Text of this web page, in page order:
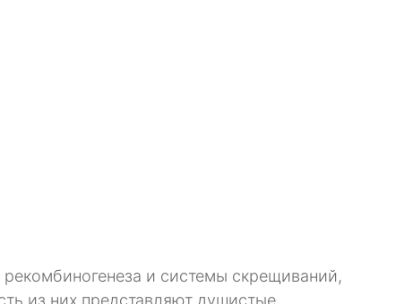
и системы скрещиваний,
из них представляют душистые,